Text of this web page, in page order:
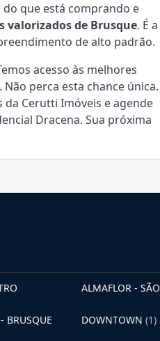
do que está comprando e
valorizados de Brusque. É a
de alto padrão.
acesso às melhores
perca esta chance única.
da Cerutti Imóveis e agende
Dracena. Sua próxima
ALMAFLOR -
BRUSQUE
DOWNTOWN (1)